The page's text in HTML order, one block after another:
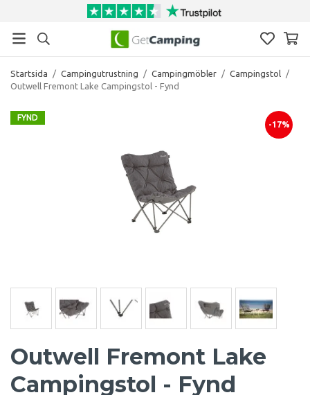
Startsida / Campingutrustning / Campingmöbler / Campingstol /
Outwell Fremont Lake Campingstol - Fynd
FYND
-17%
Outwell Fremont Lake
Campingstol - Fynd